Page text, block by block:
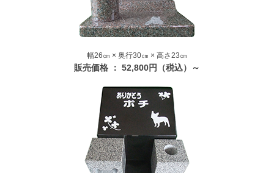
幅26㎝ × 奥行30㎝ × 高さ23㎝
販売価格 ： 52,800円（税込）～